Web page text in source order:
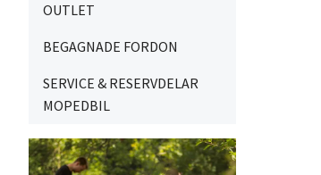
OUTLET
BEGAGNADE FORDON
SERVICE & RESERVDELAR
MOPEDBIL